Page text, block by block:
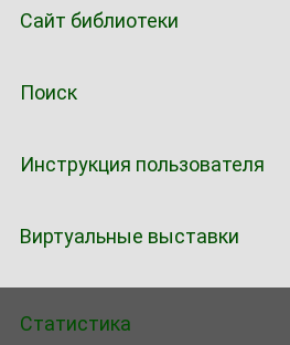
Сайт библиотеки
Поиск
Инструкция пользователя
Виртуальные выставки
Статистика